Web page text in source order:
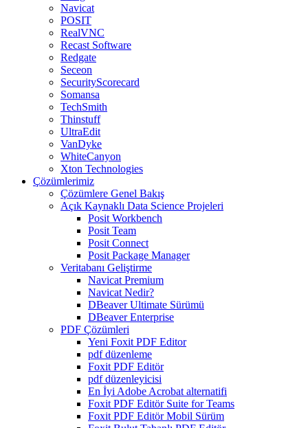
Navicat
POSIT
RealVNC
Recast Software
Redgate
Seceon
SecurityScorecard
Somansa
TechSmith
Thinstuff
UltraEdit
VanDyke
WhiteCanyon
Xton Technologies
Çözümlerimiz
Çözümlere Genel Bakış
Açık Kaynaklı Data Science Projeleri
Posit Workbench
Posit Team
Posit Connect
Posit Package Manager
Veritabanı Geliştirme
Navicat Premium
Navicat Nedir?
DBeaver Ultimate Sürümü
DBeaver Enterprise
PDF Çözümleri
Yeni Foxit PDF Editor
pdf düzenleme
Foxit PDF Editör
pdf düzenleyicisi
En İyi Adobe Acrobat alternatifi
Foxit PDF Editör Suite for Teams
Foxit PDF Editör Mobil Sürüm